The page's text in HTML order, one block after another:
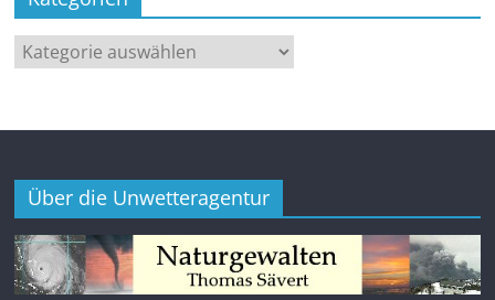
Kategorien
Über die Unwetteragentur